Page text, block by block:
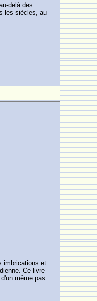
delà des
les siècles, au
imbrications et
Ce livre
même pas